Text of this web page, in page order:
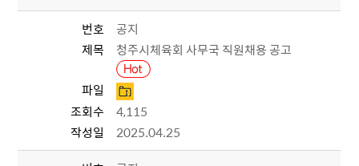
번호
공지
제목
청주시체육회 사무국 직원채용 공고
파일
조회수
4,115
작성일
2025.04.25